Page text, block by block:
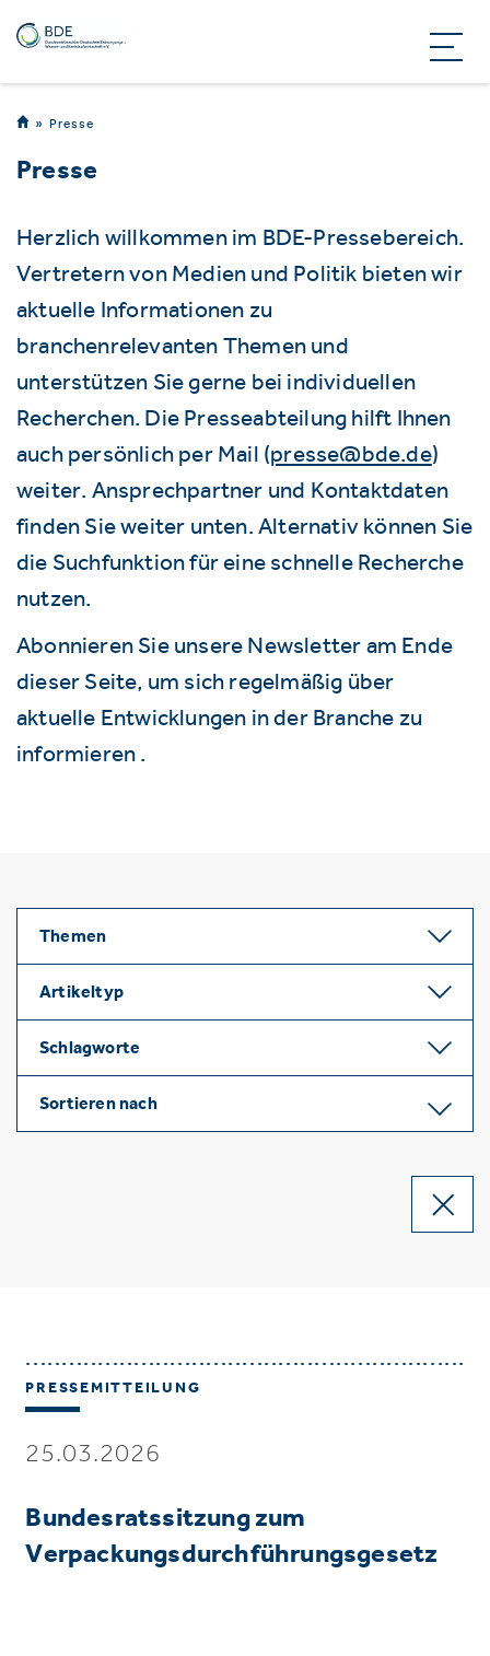
Presse
Presse
Herzlich willkommen im BDE-Pressebereich.
Vertretern von Medien und Politik bieten wir
aktuelle Informationen zu
branchenrelevanten Themen und
unterstützen Sie gerne bei individuellen
Recherchen. Die Presseabteilung hilft Ihnen
auch persönlich per Mail (presse@bde.de)
weiter. Ansprechpartner und Kontaktdaten
finden Sie weiter unten. Alternativ können Sie
die Suchfunktion für eine schnelle Recherche
nutzen.
Abonnieren Sie unsere Newsletter am Ende
dieser Seite, um sich regelmäßig über
aktuelle Entwicklungen in der Branche zu
informieren .
Themen
Artikeltyp
Schlagworte
Sortieren nach
PRESSEMITTEILUNG
25.03.2026
Bundesratssitzung zum
Verpackungsdurchführungsgesetz